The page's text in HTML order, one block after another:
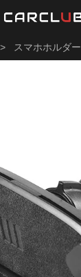
> スマホホルダー